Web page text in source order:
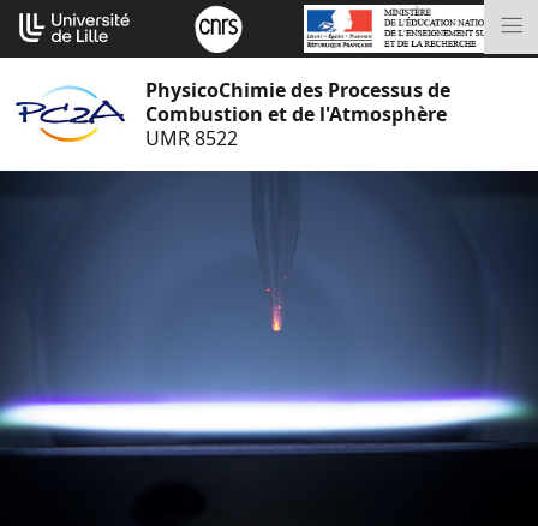
Aller
au
contenu
PhysicoChimie des Processus de
Combustion et de l'Atmosphère
UMR 8522
Cookies management panel